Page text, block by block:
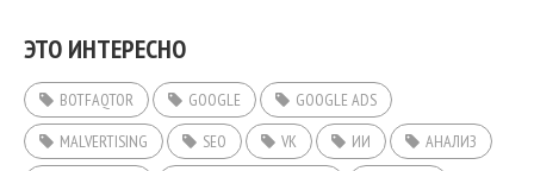
ЭТО ИНТЕРЕСНО
BOTFAQTOR GOOGLE
GOOGLE ADS
MALVERTISING
SEO VK ИИ
АНАЛИЗ